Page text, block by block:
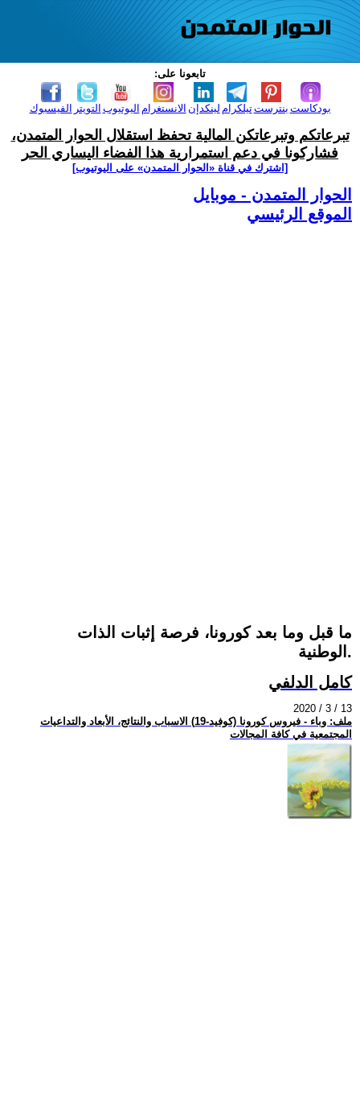
تابعونا على:
الفيسبوك التويتر اليوتيوب الانستغرام لينكدإن تيلكرامبنترست بودكاست
تبرعاتكم وتبرعاتكن المالية تحفظ استقلال الحوار المتمدن،
فشاركونا في دعم استمرارية هذا الفضاء اليساري الحر
[اشترك في قناة ‫«الحوار المتمدن» على اليوتيوب]
الحوار المتمدن - موبايل
الموقع الرئيسي
ما قبل وما بعد كورونا، فرصة إثبات الذات
الوطنية.
كامل الدلفي
2020 / 3 / 13
ملف: وباء - فيروس كورونا (كوفيد-19) الاسباب والنتائج، الأبعاد والتداعيات
المجتمعية في كافة المجالات